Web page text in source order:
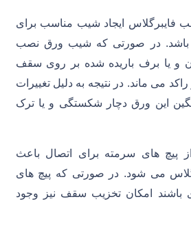
فایبرگلاس ایجاد شیب مناسب برای
در صورتی که شیب ورق نصب
و یا برف باریده شده بر روی سقف
می ماند. در نتیجه به دلیل تغییرات
این ورق دچار شکستگی و یا ترک
پیچ های سرمته برای اتصال باعث
می شود. در صورتی که پیچ های
باشند امکان تخزیب سقف نیز وجود